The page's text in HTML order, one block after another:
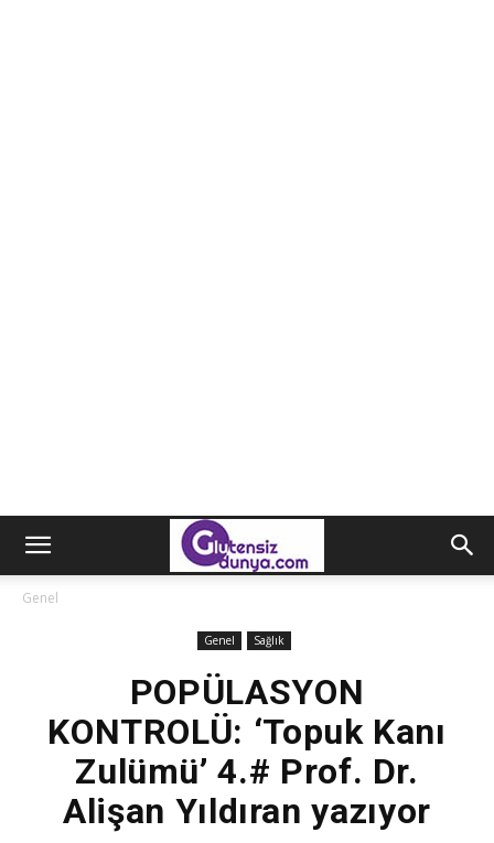
Genel
Genel Sağlık
POPÜLASYON
KONTROLÜ: ‘Topuk Kanı
Zulümü’ 4.# Prof. Dr.
Alişan Yıldıran yazıyor